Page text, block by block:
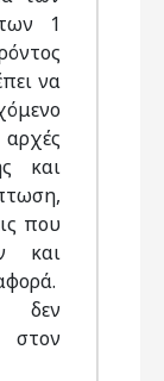
1
να
και
που
και
δεν